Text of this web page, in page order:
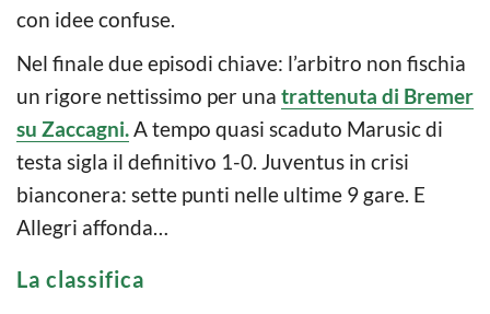
con idee confuse.
Nel finale due episodi chiave: l’arbitro non fischia
un rigore nettissimo per una trattenuta di Bremer
su Zaccagni.A tempo quasi scaduto Marusic di
testa sigla il definitivo 1-0. Juventus in crisi
bianconera: sette punti nelle ultime 9 gare. E
Allegri affonda…
La classifica